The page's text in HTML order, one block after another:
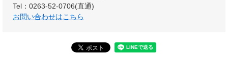
Tel：0263-52-0706(直通)
お問い合わせはこちら